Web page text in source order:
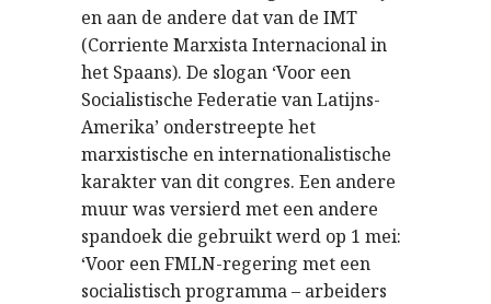
en aan de andere dat van de IMT
(Corriente Marxista Internacional in
het Spaans). De slogan ‘Voor een
Socialistische Federatie van Latijns-
Amerika’ onderstreepte het
marxistische en internationalistische
karakter van dit congres. Een andere
muur was versierd met een andere
spandoek die gebruikt werd op 1 mei:
‘Voor een FMLN-regering met een
socialistisch programma – arbeiders